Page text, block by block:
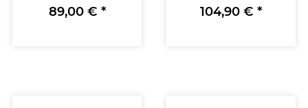
89,00 € * 104,90 € *